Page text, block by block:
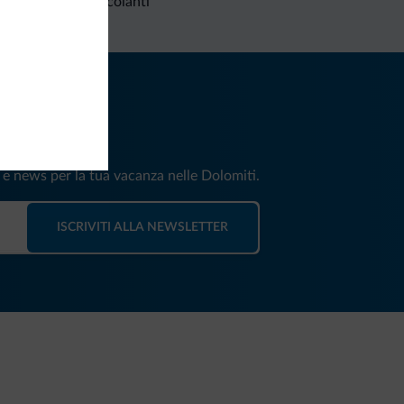
news per la tua vacanza nelle Dolomiti.
ISCRIVITI ALLA NEWSLETTER